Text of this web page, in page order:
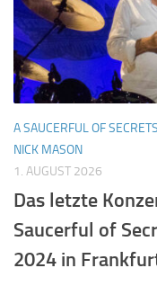
A SAUCERFUL OF SECRETS
NICK MASON
1. AUGUST 2026
Das letzte
Saucerful of
2024 in